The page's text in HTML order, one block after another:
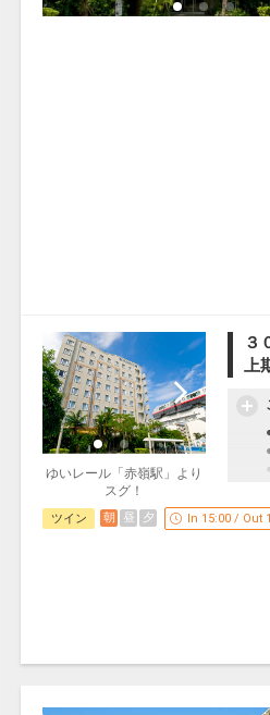
ゆいレール「赤嶺駅」より
スグ！
３
ツイン 朝 昼 夕 In 15:00 / Out